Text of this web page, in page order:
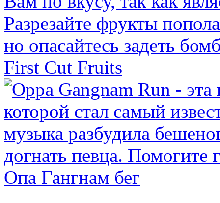
First Cut Fruits
Опа Гангнам бег